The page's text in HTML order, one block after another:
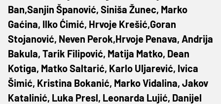
Ban,Sanjin Španović, Siniša Žunec, Marko
Gaćina, Ilko Ćimić, Hrvoje Krešić,Goran
Stojanović, Neven Perok,Hrvoje Penava, Andrija
Bakula, Tarik Filipović, Matija Matko, Dean
Kotiga, Matko Saltarić, Karlo Uljarević, Ivica
Šimić, Kristina Bokanić, Marko Vidalina, Jakov
Katalinić, Luka Presl, Leonarda Lujić, Danijel